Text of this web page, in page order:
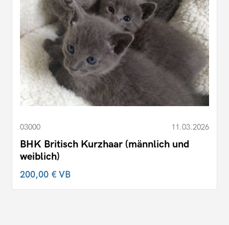
03000 11.03.2026
BHK Britisch Kurzhaar (männlich und
weiblich)
200,00 €VB